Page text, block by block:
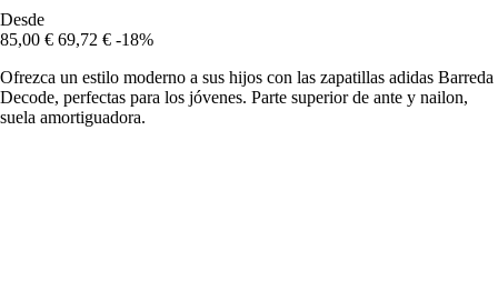
Desde
85,00 € 69,72 € -18%
Ofrezca un estilo moderno a sus hijos con las zapatillas adidas Barreda
Decode, perfectas para los jóvenes. Parte superior de ante y nailon,
suela amortiguadora.